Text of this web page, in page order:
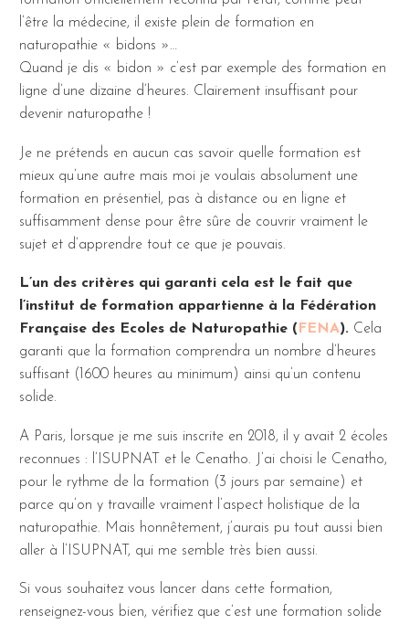
l’être la médecine, il existe plein de formation en
naturopathie « bidons »…
Quand je dis « bidon » c’est par exemple des formation en
ligne d’une dizaine d’heures. Clairement insuffisant pour
devenir naturopathe !
Je ne prétends en aucun cas savoir quelle formation est
mieux qu’une autre mais moi je voulais absolument une
formation en présentiel, pas à distance ou en ligne et
suffisamment dense pour être sûre de couvrir vraiment le
sujet et d’apprendre tout ce que je pouvais.
L’un des critères qui garanti cela est le fait que
l’institut de formation appartienne à la Fédération
Française des Ecoles de Naturopathie ( FENA). Cela
garanti que la formation comprendra un nombre d’heures
suffisant (1600 heures au minimum) ainsi qu’un contenu
solide.
A Paris, lorsque je me suis inscrite en 2018, il y avait 2 écoles
reconnues : l’ISUPNAT et le Cenatho. J’ai choisi le Cenatho,
pour le rythme de la formation (3 jours par semaine) et
parce qu’on y travaille vraiment l’aspect holistique de la
naturopathie. Mais honnêtement, j’aurais pu tout aussi bien
aller à l’ISUPNAT, qui me semble très bien aussi.
Si vous souhaitez vous lancer dans cette formation,
renseignez-vous bien, vérifiez que c’est une formation solide